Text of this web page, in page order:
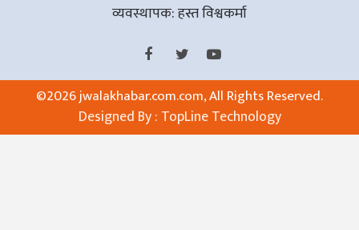
व्यवस्थापक: हस्त विश्वकर्मा
©2026 jwalakhabar.com.com, All Rights Reserved.
Designed By : TopLine Technology